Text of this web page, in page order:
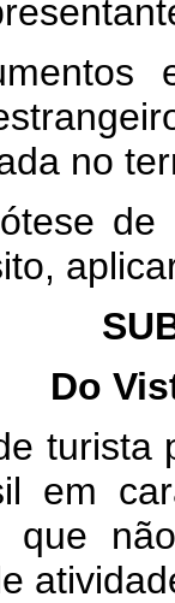
no
de
Do
turista
em
que